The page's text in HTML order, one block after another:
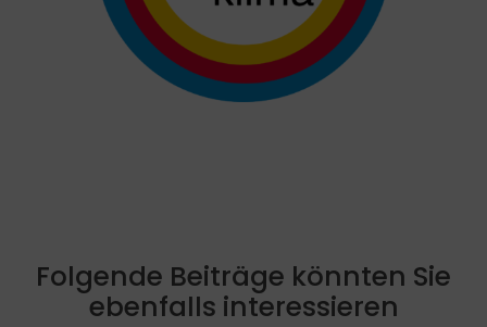
Folgende Beiträge könnten Sie
ebenfalls interessieren